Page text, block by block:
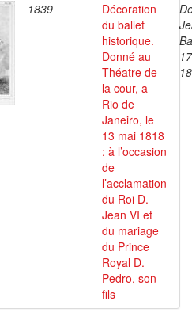
1839
Décoration
du ballet
historique.
Donné au
Théatre de
la cour, a
Rio de
Janeiro, le
13 mai 1818
: à l’occasion
de
l’acclamation
du Roi D.
Jean VI et
du mariage
du Prince
Royal D.
Pedro, son
fils